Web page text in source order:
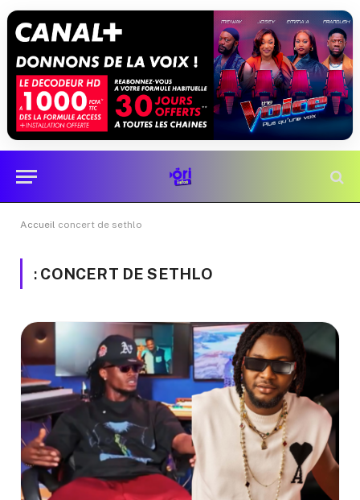
Accueil concert de sethlo
: CONCERT DE SETHLO